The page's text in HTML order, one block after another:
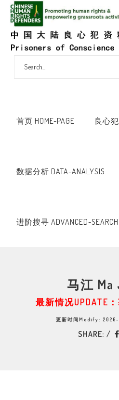
首页 HOME-PAGE 良心
数据分析 DATA-ANALYSIS
进阶搜寻 ADVANCED-SEARCH
马江 Ma
最新情况UPDATE
更新时间Modify:
SHARE: